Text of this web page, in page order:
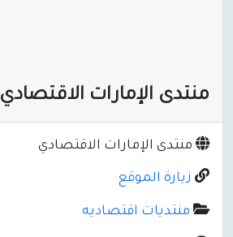
منتدى الإمارات الاقتصادي
منتدى الإمارات الاقتصادي
زيارة الموقع
منتديات اقتصاديه